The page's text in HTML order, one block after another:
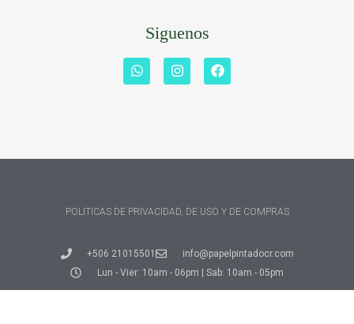
Siguenos
POLITICAS DE PRIVACIDAD, DE USO Y DE COMPRAS
+506 21015501
info@papelpintadocr.com
Lun - Vier: 10am - 06pm | Sab: 10am - 05pm